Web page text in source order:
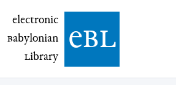
electronic Babylonian Library (eBL)
electronic
Babylonian
Library ebl